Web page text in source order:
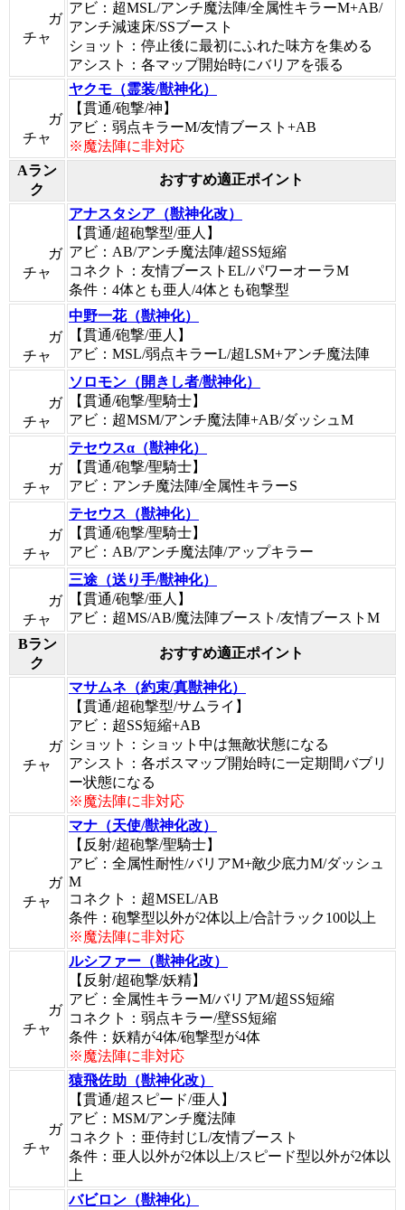
ガ
チャ
アビ：超MSL/アンチ魔法陣/全属性キラーM+AB/
アンチ減速床/SSブースト
ショット：停止後に最初にふれた味方を集める
アシスト：各マップ開始時にバリアを張る
ガ
チャ
ヤクモ（霊装/獣神化）
【貫通/砲撃/神】
アビ：弱点キラーM/友情ブースト+AB
※魔法陣に非対応
Aラン
ク
おすすめ適正ポイント
ガ
チャ
アナスタシア（獣神化改）
【貫通/超砲撃型/亜人】
アビ：AB/アンチ魔法陣/超SS短縮
コネクト：友情ブーストEL/パワーオーラM
条件：4体とも亜人/4体とも砲撃型
ガ
チャ
中野一花（獣神化）
【貫通/砲撃/亜人】
アビ：MSL/弱点キラーL/超LSM+アンチ魔法陣
ガ
チャ
ソロモン（開きし者/獣神化）
【貫通/砲撃/聖騎士】
アビ：超MSM/アンチ魔法陣+AB/ダッシュM
ガ
チャ
テセウスα（獣神化）
【貫通/砲撃/聖騎士】
アビ：アンチ魔法陣/全属性キラーS
ガ
チャ
テセウス（獣神化）
【貫通/砲撃/聖騎士】
アビ：AB/アンチ魔法陣/アップキラー
ガ
チャ
三途（送り手/獣神化）
【貫通/砲撃/亜人】
アビ：超MS/AB/魔法陣ブースト/友情ブーストM
Bラン
ク
おすすめ適正ポイント
ガ
チャ
マサムネ（約束/真獣神化）
【貫通/超砲撃型/サムライ】
アビ：超SS短縮+AB
ショット：ショット中は無敵状態になる
アシスト：各ボスマップ開始時に一定期間バブリ
ー状態になる
※魔法陣に非対応
ガ
チャ
マナ（天使/獣神化改）
【反射/超砲撃/聖騎士】
アビ：全属性耐性/バリアM+敵少底力M/ダッシュ
M
コネクト：超MSEL/AB
条件：砲撃型以外が2体以上/合計ラック100以上
※魔法陣に非対応
ガ
チャ
ルシファー（獣神化改）
【反射/超砲撃/妖精】
アビ：全属性キラーM/バリアM/超SS短縮
コネクト：弱点キラー/壁SS短縮
条件：妖精が4体/砲撃型が4体
※魔法陣に非対応
ガ
チャ
猿飛佐助（獣神化改）
【貫通/超スピード/亜人】
アビ：MSM/アンチ魔法陣
コネクト：亜侍封じL/友情ブースト
条件：亜人以外が2体以上/スピード型以外が2体以
上
バビロン（獣神化）